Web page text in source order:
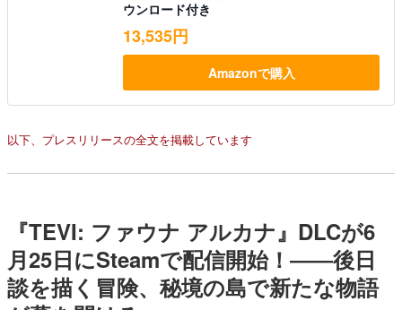
ウンロード付き
13,535円
Amazonで購入
以下、プレスリリースの全文を掲載しています
『TEVI: ファウナ アルカナ』DLCが6
月25日にSteamで配信開始！――後日
談を描く冒険、秘境の島で新たな物語